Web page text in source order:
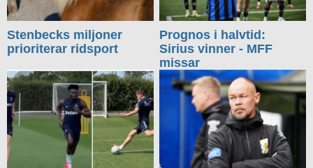
Stenbecks miljoner
prioriterar ridsport
Prognos i halvtid:
Sirius vinner - MFF
missar